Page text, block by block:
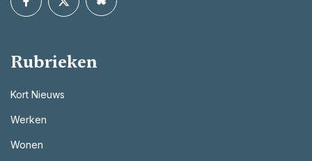
Rubrieken
Kort Nieuws
Werken
Wonen